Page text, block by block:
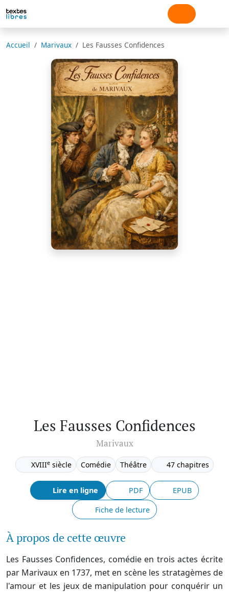
Accueil Marivaux Les Fausses Confidences
Les Fausses Confidences
Marivaux
XVIIIesiècle Comédie Théâtre 47 chapitres
Lire en ligne PDF
EPUB
Fiche de lecture
À propos de cette œuvre
Les Fausses Confidences, comédie en trois actes écrite
par Marivaux en 1737, met en scène les stratagèmes de
l'amour et les jeux de manipulation pour conquérir un